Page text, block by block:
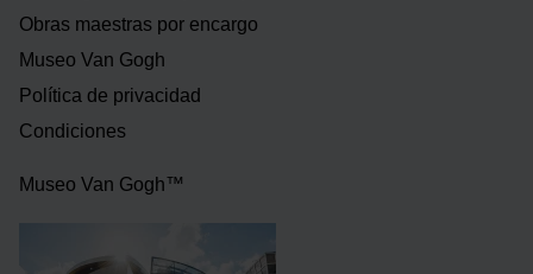
Obras maestras por encargo
Museo Van Gogh
Política de privacidad
Condiciones
Museo Van Gogh™